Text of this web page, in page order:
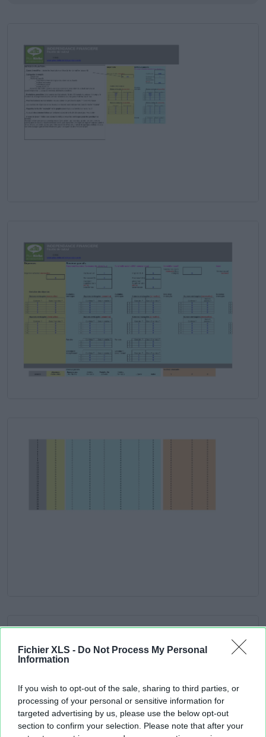
Fichier XLS - Do Not Process My Personal
Information
If you wish to opt-out of the sale, sharing to third parties, or
processing of your personal or sensitive information for
targeted advertising by us, please use the below opt-out
section to confirm your selection. Please note that after your